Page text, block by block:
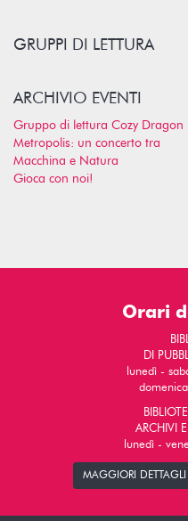
GRUPPI DI LETTURA
ARCHIVIO EVENTI
Gruppo di lettura Cozy Dragon
Metropolis: un concerto tra
Macchina e Natura
Gioca con noi!
Orari
DI
lunedì -
ARCHIVI
lunedì -
MAGGIORI DETTAGLI